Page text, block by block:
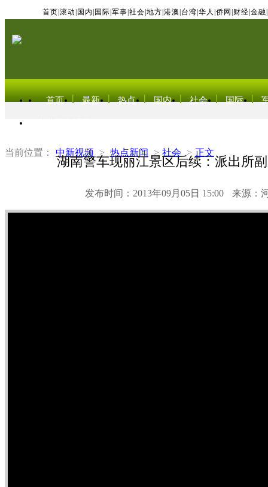
首页 滚动 国内 国际 军事 社会 地方 港澳 台湾 华人 侨网 财经 金融
首页 最新 热点 国内 社会 国际
当前位置： 中新视频 > 热点新闻 > 社会 > 正文
湖南警车现丽江景区后续：派出所
发布时间：2013年09月05日 15:00 来源：